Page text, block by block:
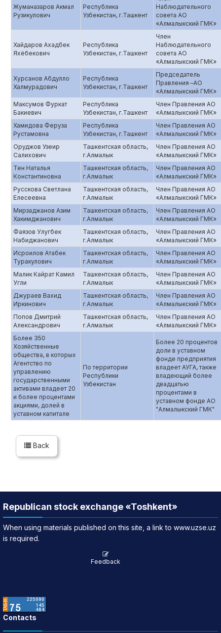
Жуманазаров Акмал
Рузикулович
Республика
Узбекистан, г.Ташкент
Наблюдательного
совета АО
«Алмалыкский ГМК»
Хайдаров Ахадбек
Яхёбекович
Республика
Узбекистан, г.Ташкент
Член
Наблюдательного
совета АО
«Алмалыкский ГМК»
Хурсанов Абдулло
Халмурадович
Республика
Узбекистан, г.Ташкент
Председатель
Правления –АО
«Алмалыкский ГМК»
Максумов Фуркат
Бакиевич
Республика
Узбекистан, г.Ташкент
Член Правления АО
«Алмалыкский ГМК»
Хамидова Феруза
Рустамовна
Республика
Узбекистан, г.Ташкент
Член Правления АО
«Алмалыкский ГМК»
Оруджов Узеир
Салихович
Ташкентская область,
г.Алмалык
Член Правления АО
«Алмалыкский ГМК»
Тен Наталья
Константиновна
Ташкентская область,
г.Алмалык
Член Правления АО
«Алмалыкский ГМК»
Русскова Светлана
Елесеевна
Ташкентская область,
г.Алмалык
Член Правления АО
«Алмалыкский ГМК»
Мирзаджанов Азим
Хакимджанович
Ташкентская область,
г.Алмалык
Член Правления АО
«Алмалыкский ГМК»
Фаязов Улугбек
Набиджанович
Ташкентская область,
г.Алмалык
Член Правления АО
«Алмалыкский ГМК»
Исроилов Атабек
Туракулович
Ташкентская область,
г.Алмалык
Член Правления АО
«Алмалыкский ГМК»
Малик Кайрат Камил
Угли
Ташкентская область,
г.Алмалык
Член Правления АО
«Алмалыкский ГМК»
Джураев Вахид
Иркинович
Ташкентская область,
г.Алмалык
Член Правления АО
«Алмалыкский ГМК»
Попов Дмитрий
Александрович
Ташкентская область,
г.Алмалык
Член Правления АО
«Алмалыкский ГМК»
Более 350
Хозяйственные
общества, в которых
Агентство по
управлению
государственными
активами владеет 20
и более процентами
акциями, долей в
уставном капитале
По территории
Республики
Узбекистан
Более 20 процентов
доли в уставном
фонде предприятия
владеет АУГА, также
владеющий более
двадцатью
процентами в
уставном фонде АО
"Алмалыкский ГМК"
Back
Republican stock exchange «Toshkent»
When using materials published on this site, a link to www.uzse.uz
is required.
Feedback
Contacts